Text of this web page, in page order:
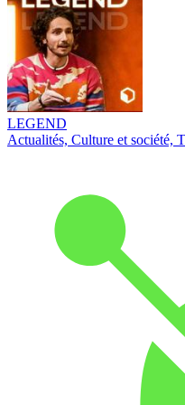
LEGEND
Actualités, Culture et société,